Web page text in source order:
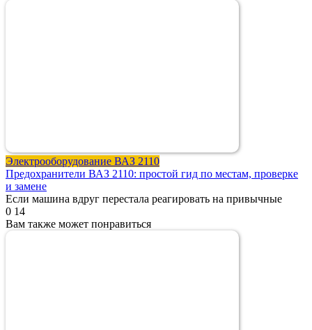
Электрооборудование ВАЗ 2110
Предохранители ВАЗ 2110: простой гид по местам, проверке
и замене
Если машина вдруг перестала реагировать на привычные
0 14
Вам также может понравиться